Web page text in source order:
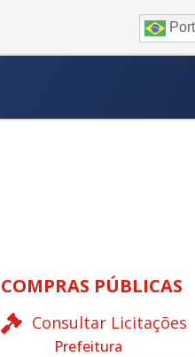
COMPRAS PÚBLICAS
Consultar Licitações
Prefeitura